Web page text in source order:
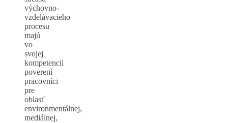
výchovno-
vzdelávacieho
procesu
majú
vo
svojej
kompetencii
poverení
pracovníci
pre
oblasť
environmentálnej,
mediálnej,